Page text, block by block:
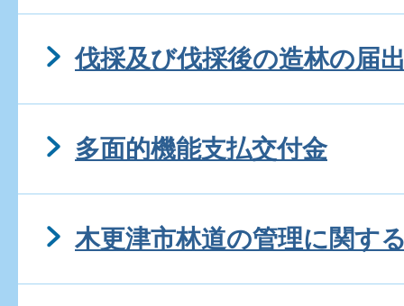
伐採及び伐採後の造林の届
多面的機能支払交付金
木更津市林道の管理に関す